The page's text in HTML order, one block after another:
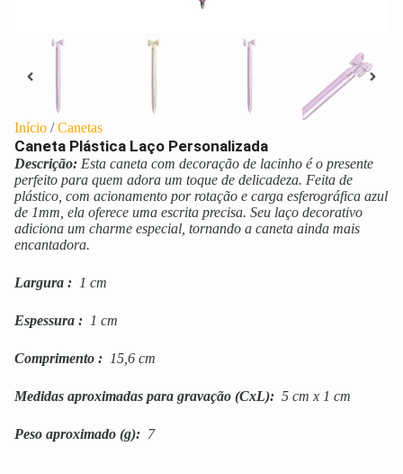
Início /Canetas
Caneta Plástica Laço Personalizada
Descrição: Esta caneta com decoração de lacinho é o presente
perfeito para quem adora um toque de delicadeza. Feita de
plástico, com acionamento por rotação e carga esferográfica azul
de 1mm, ela oferece uma escrita precisa. Seu laço decorativo
adiciona um charme especial, tornando a caneta ainda mais
encantadora.
Largura : 1 cm
Espessura : 1 cm
Comprimento : 15,6 cm
Medidas aproximadas para gravação (CxL): 5 cm x 1 cm
Peso aproximado (g): 7